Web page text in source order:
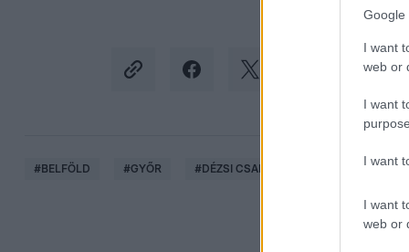
Google
I want
web or
I want
I want
I want
web or
#BELFÖLD #GYŐR #DÉZSI CSABA ANDRÁS